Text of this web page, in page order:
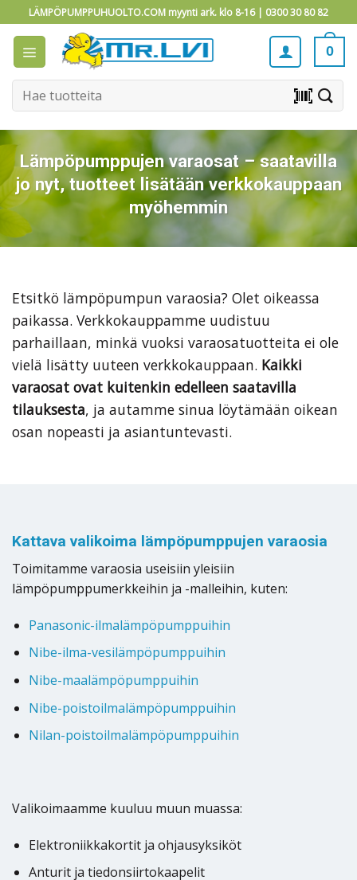
to
content
LÄMPÖPUMPPUHUOLTO.COM myynti ark. klo 8-16 | 0300 30 80 82
0
Etsi: barcode_scanner
Lämpöpumppujen varaosat – saatavilla
jo nyt, tuotteet lisätään verkkokauppaan
myöhemmin
Etsitkö lämpöpumpun varaosia? Olet oikeassa
paikassa. Verkkokauppamme uudistuu
parhaillaan, minkä vuoksi varaosatuotteita ei ole
vielä lisätty uuteen verkkokauppaan. Kaikki
varaosat ovat kuitenkin edelleen saatavilla
tilauksesta, ja autamme sinua löytämään oikean
osan nopeasti ja asiantuntevasti.
Kattava valikoima lämpöpumppujen varaosia
Toimitamme varaosia useisiin yleisiin
lämpöpumppumerkkeihin ja -malleihin, kuten:
Panasonic-ilmalämpöpumppuihin
Nibe-ilma-vesilämpöpumppuihin
Nibe-maalämpöpumppuihin
Nibe-poistoilmalämpöpumppuihin
Nilan-poistoilmalämpöpumppuihin
Valikoimaamme kuuluu muun muassa:
Elektroniikkakortit ja ohjausyksiköt
Anturit ja tiedonsiirtokaapelit